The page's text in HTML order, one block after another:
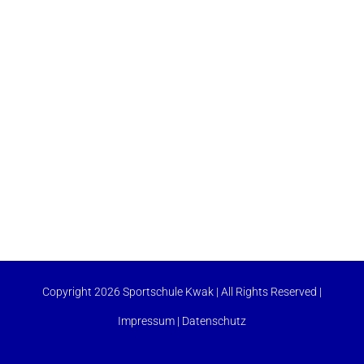
Copyright 2026 Sportschule Kwak | All Rights Reserved |
Impressum | Datenschutz